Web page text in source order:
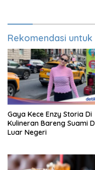
Rekomendasi untuk
Gaya Kece Enzy Storia Di
Kulineran Bareng Suami
Luar Negeri